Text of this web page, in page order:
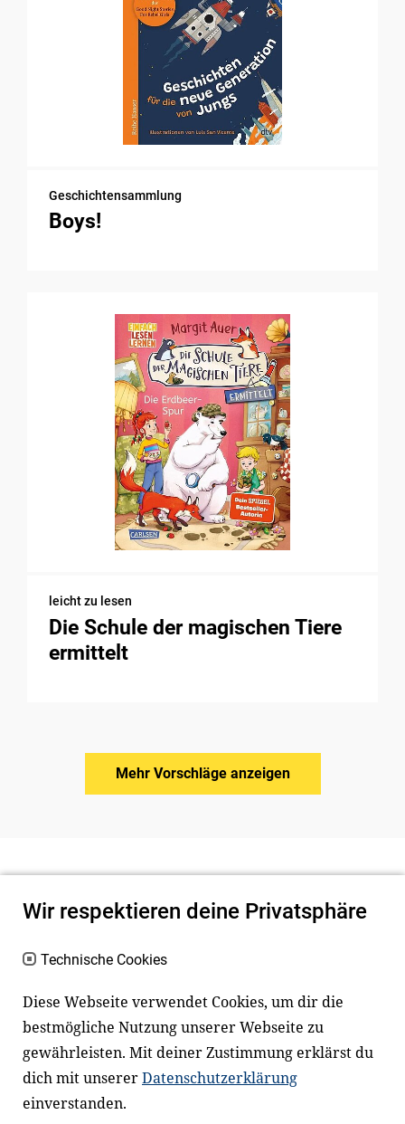
Geschichtensammlung
Boys!
leicht zu lesen
Die Schule der magischen Tiere
ermittelt
Mehr Vorschläge anzeigen
Newsletter
Facebook LinkedIn
Wir respektieren deine Privatsphäre
Technische Cookies
Diese Webseite verwendet Cookies, um dir die
bestmögliche Nutzung unserer Webseite zu
gewährleisten. Mit deiner Zustimmung erklärst du
dich mit unsererDatenschutzerklärung
einverstanden.